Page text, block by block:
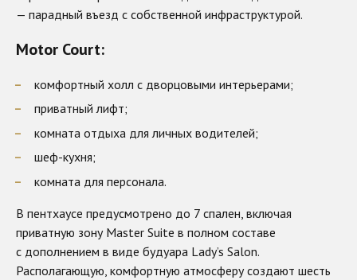
— парадный въезд c собственной инфраструктурой.
Motor Court:
комфортный холл с дворцовыми интерьерами;
приватный лифт;
комната отдыха для личных водителей;
шеф-кухня;
комната для персонала.
В пентхаусе предусмотрено до 7 спален, включая
приватную зону Master Suite в полном составе
с дополнением в виде будуара Lady’s Salon.
Располагающую, комфортную атмосферу создают шесть